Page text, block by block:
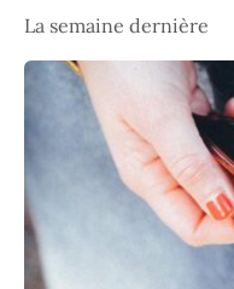
La semaine dernière